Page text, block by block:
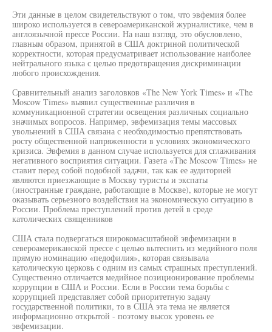
Эти данные в целом свидетельствуют о том, что эвфемия более
широко используется в североамериканской журналистике, чем в
англоязычной прессе России. На наш взгляд, это обусловлено,
главным образом, принятой в США доктриной политической
корректности, которая предусматривает использование наиболее
нейтрального языка с целью предотвращения дискриминации
любого происхождения.
Сравнительный анализ заголовков «The New York Times» и «The
Moscow Times» выявил существенные различия в
коммуникационной стратегии освещения различных социально
значимых вопросов. Например, эвфемизация темы массовых
увольнений в США связана с необходимостью препятствовать
росту общественной напряженности в условиях экономического
кризиса. Эвфемия в данном случае используется для сглаживания
негативного восприятия ситуации. Газета «The Moscow Times» не
ставит перед собой подобной задачи, так как ее аудиторией
являются приезжающие в Москву туристы и экспаты
(иностранные граждане, работающие в Москве), которые не могут
оказывать серьезного воздействия на экономическую ситуацию в
России. Проблема преступлений против детей в среде
католических священников
США стала подвергаться широкомасштабной эвфемизацни в
североамериканской прессе с целью вытеснить из медийного поля
прямую номинацию «педофилия», которая связывала
католическую церковь с одним из самых страшных преступлений.
Существенно отличается медийное позиционирование проблемы
коррупции в США и России. Если в России тема борьбы с
коррупцией представляет собой приоритетную задачу
государственной политики, то в США эта тема не является
информационно открытой - поэтому высок уровень ее
эвфемизации.